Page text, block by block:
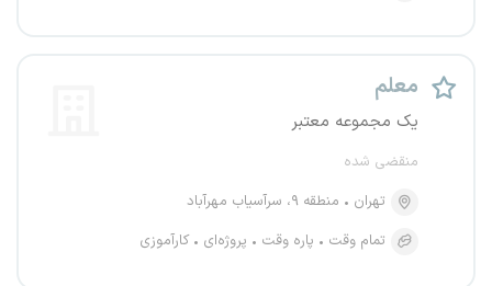
معلم
یک مجموعه معتبر
منقضی شده
تهران
منطقه ۹، سرآسیاب مهرآباد
تمام وقت
پاره وقت پروژه‌ای کارآموزی